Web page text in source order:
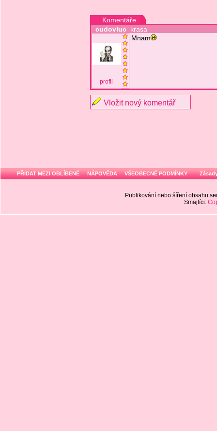
Komentáře
cudovluc krasa
profil
Mnam
Vložit nový komentář
PŘIDAT MEZI OBLÍBENÉ NÁPOVĚDA VŠEOBECNÉ PODMÍNKY
Publikování nebo šíření obsahu
Smajlíci: